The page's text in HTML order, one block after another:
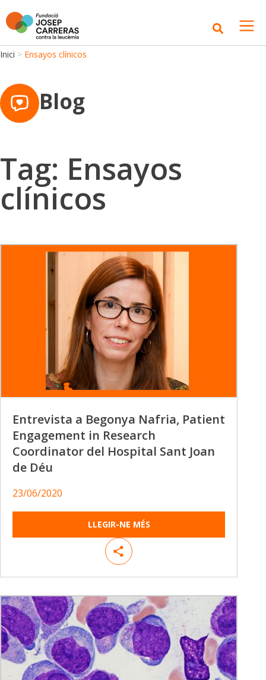
Inici > Ensayos clínicos
Blog
Tag: Ensayos
clínicos
Entrevista a Begonya Nafria, Patient
Engagement in Research
Coordinator del Hospital Sant Joan
de Déu
23/06/2020
LLEGIR-NE MÉS